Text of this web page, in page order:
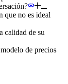
que no es ideal
calidad de su
de precios